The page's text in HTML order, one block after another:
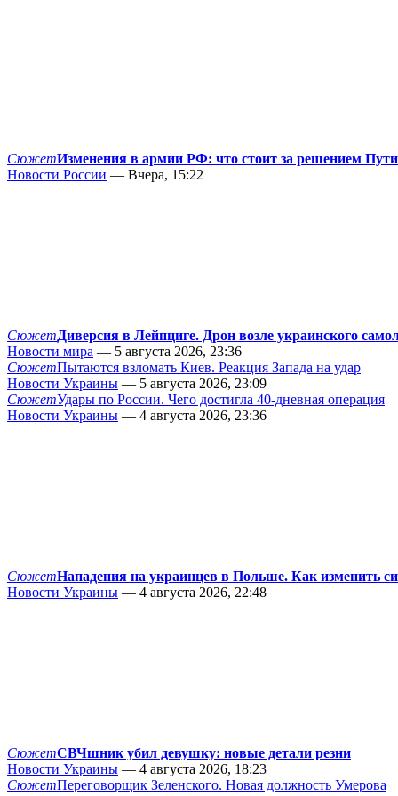
СюжетИзменения в армии РФ: что стоит за решением
Новости России — Вчера, 15:22
СюжетДиверсия в Лейпциге. Дрон возле украинского
Новости мира — 5 августа 2026, 23:36
СюжетПытаются взломать Киев. Реакция Запада на удар
Новости Украины — 5 августа 2026, 23:09
СюжетУдары по России. Чего достигла 40-дневная операция
Новости Украины — 4 августа 2026, 23:36
СюжетНападения на украинцев в Польше. Как изменить
Новости Украины — 4 августа 2026, 22:48
СюжетСВЧшник убил девушку: новые детали резни
Новости Украины — 4 августа 2026, 18:23
СюжетПереговорщик Зеленского. Новая должность Умерова